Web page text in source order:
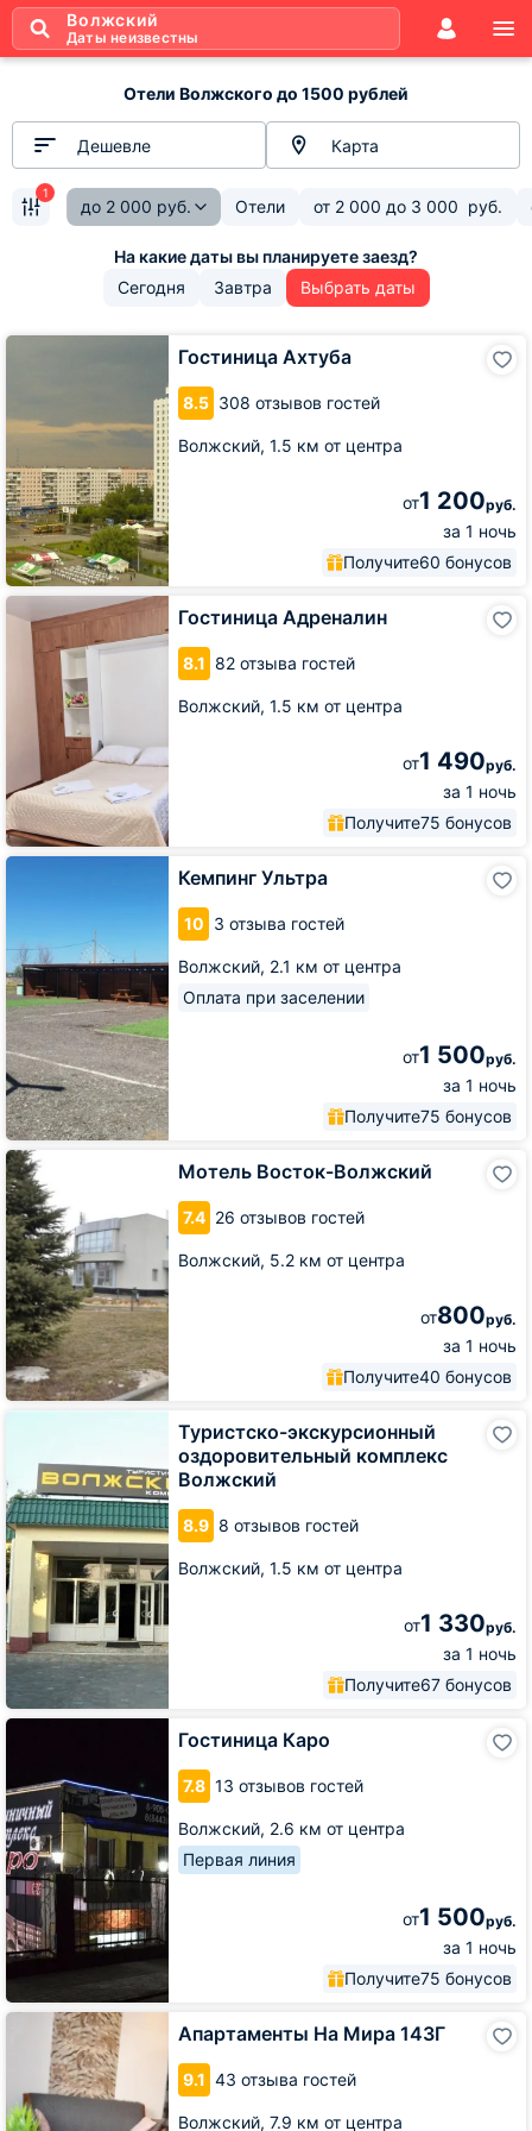
Волжский
Даты неизвестны
Отели Волжского до 1500 рублей
Дешевле Карта
до 2 000 руб. Отели от 2 000 до 3 000 руб.
1
Сегодня Завтра Выбрать даты
Гостиница Ахтуба
8.5 308 отзывов гостей
Волжский, 1.5 км от центра
от1 200руб.
за 1 ночь
Получите60 бонусов
Гостиница
Гостиница Адреналин
8.1 82 отзыва гостей
Волжский, 1.5 км от центра
от1 490руб.
за 1 ночь
Получите75 бонусов
Гостиница
Адреналин
Кемпинг Ультра
10 3 отзыва гостей
Волжский, 2.1 км от центра
Оплата при заселении
от1 500руб.
за 1 ночь
Получите75 бонусов
Кемпинг
Мотель Восток-Волжский
7.4 26 отзывов гостей
Волжский, 5.2 км от центра
от800руб.
за 1 ночь
Получите40 бонусов
Мотель
Восток-
Волжский
Туристско-экскурсионный
оздоровительный комплекс
Волжский
8.9 8 отзывов гостей
Волжский, 1.5 км от центра
от1 330руб.
за 1 ночь
Получите67 бонусов
оздоровительный
комплекс
Волжский
Гостиница Каро
7.8 13 отзывов гостей
Волжский, 2.6 км от центра
Первая линия
от1 500руб.
за 1 ночь
Получите75 бонусов
Гостиница
Апартаменты На Мира 143Г
9.1 43 отзыва гостей
Волжский, 7.9 км от центра
Апартаменты